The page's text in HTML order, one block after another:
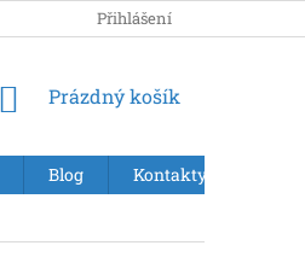
Přihlášení
NÁKUPNÍ
Prázdný košík
Blog Kontakty